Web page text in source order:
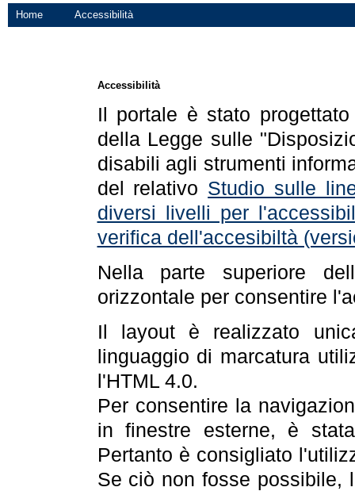
Home Accessibilità
Accessibilità
Il portale è stato
della Legge sulle
disabili agli strumenti
del relativo Studio sulle
diversi livelli per
verifica dell'accesibiltà
Nella parte superiore
orizzontale per consentire
Il layout è realizzato
linguaggio di marcatura
l'HTML 4.0.
Per consentire la
in finestre esterne, è
Pertanto è consigliato
Se ciò non fosse possibile,